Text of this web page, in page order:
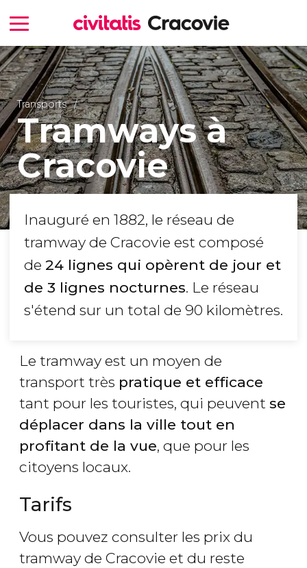
Transports
Tramways à
Cracovie
Inauguré en 1882, le réseau de
tramway de Cracovie est composé
de 24 lignes qui opèrent de jour et
de 3 lignes nocturnes. Le réseau
s'étend sur un total de 90 kilomètres.
Le tramway est un moyen de
transport très pratique et efficace
tant pour les touristes, qui peuvent se
déplacer dans la ville tout en
profitant de la vue, que pour les
citoyens locaux.
Tarifs
Vous pouvez consulter les prix du
tramway de Cracovie et du reste